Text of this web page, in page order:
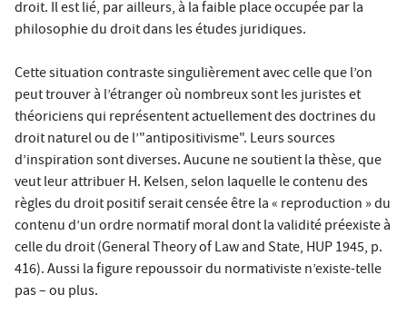
droit. Il est lié, par ailleurs, à la faible place occupée par la
philosophie du droit dans les études juridiques.
Cette situation contraste singulièrement avec celle que l’on
peut trouver à l’étranger où nombreux sont les juristes et
théoriciens qui représentent actuellement des doctrines du
droit naturel ou de l’"antipositivisme". Leurs sources
d’inspiration sont diverses. Aucune ne soutient la thèse, que
veut leur attribuer H. Kelsen, selon laquelle le contenu des
règles du droit positif serait censée être la « reproduction » du
contenu d’un ordre normatif moral dont la validité préexiste à
celle du droit (General Theory of Law and State, HUP 1945, p.
416). Aussi la figure repoussoir du normativiste n’existe-telle
pas – ou plus.